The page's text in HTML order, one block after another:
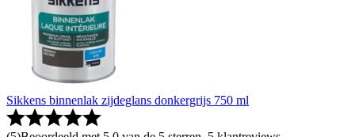
Sikkens binnenlak zijdeglans donkergrijs 750 ml